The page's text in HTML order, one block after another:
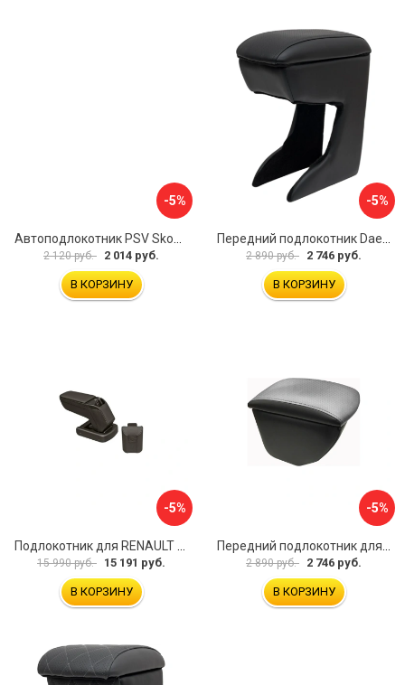
-5%
2 120 руб. 2 014 руб.
В КОРЗИНУ
-5%
2 890 руб. 2 746 руб.
В КОРЗИНУ
-5%
Подлокотник для RENAULT Kaptur 2017 г.в. armster 2 BLACK V00970
15 990 руб. 15 191 руб.
В КОРЗИНУ
-5%
Передний подлокотник для KIA Rio 4 2017-н.в. AVTOLIDER1 PP-KIA-Rio-4-02
2 890 руб. 2 746 руб.
В КОРЗИНУ